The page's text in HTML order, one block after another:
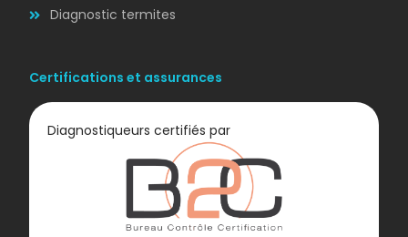
Diagnostic termites
Certifications et assurances
Diagnostiqueurs certifiés par